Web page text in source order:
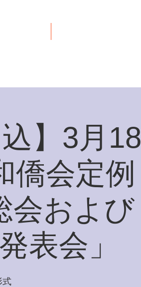
】3月18
僑会定例
会および
表会」
式